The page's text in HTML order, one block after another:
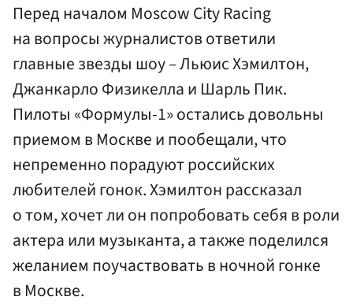
Перед началом Moscow City Racing
на вопросы журналистов ответили
главные звезды шоу – Льюис Хэмилтон,
Джанкарло Физикелла и Шарль Пик.
Пилоты «Формулы-1» остались довольны
приемом в Москве и пообещали, что
непременно порадуют российских
любителей гонок. Хэмилтон рассказал
о том, хочет ли он попробовать себя в роли
актера или музыканта, а также поделился
желанием поучаствовать в ночной гонке
в Москве.